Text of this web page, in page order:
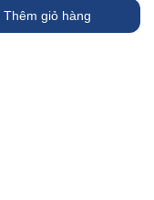
Thêm giỏ hàng